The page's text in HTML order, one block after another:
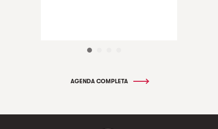
AGENDA COMPLETA